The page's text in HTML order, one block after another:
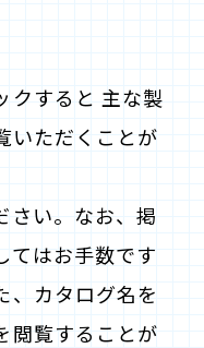
クすると 主な製
いただくことが
さい。なお、掲
てはお手数です
、カタログ名を
閲覧することが